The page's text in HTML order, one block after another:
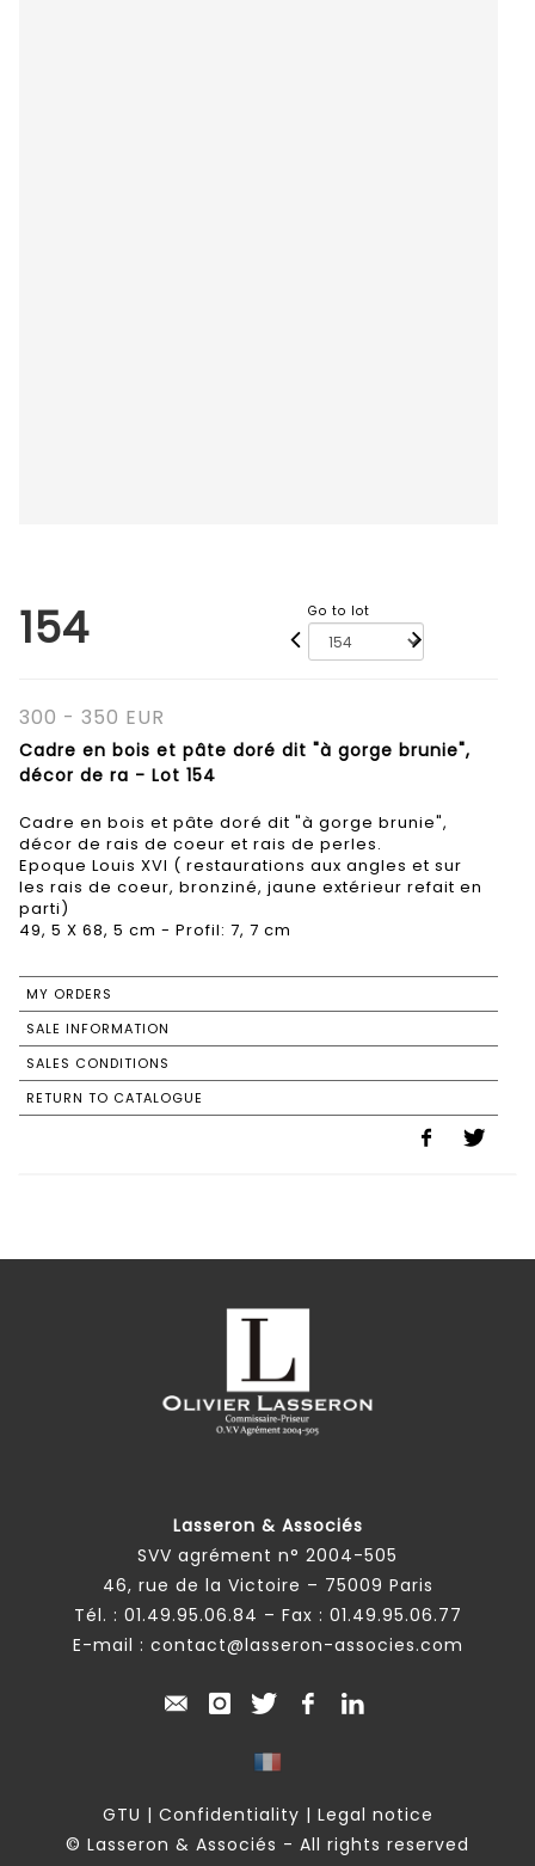
154 Go to lot
300 - 350 EUR
Cadre en bois et pâte doré dit "à gorge brunie",
décor de ra - Lot 154
Cadre en bois et pâte doré dit "à gorge brunie",
décor de rais de coeur et rais de perles.
Epoque Louis XVI ( restaurations aux angles et sur
les rais de coeur, bronziné, jaune extérieur refait en
parti)
MY ORDERS
SALE INFORMATION
SALES CONDITIONS
RETURN TO CATALOGUE
Lasseron & Associés
SVV agrément n° 2004-505
46, rue de la Victoire – 75009 Paris
Tél. : 01.49.95.06.84 – Fax : 01.49.95.06.77
E-mail : contact@lasseron-associes.com
GTU | Confidentiality | Legal notice
© Lasseron & Associés - All rights reserved